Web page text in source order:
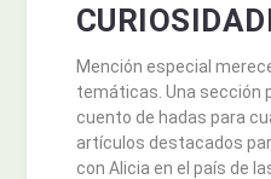
Mención especial
temáticas. Una sección
cuento de hadas para
artículos destacados
con Alicia en el país de